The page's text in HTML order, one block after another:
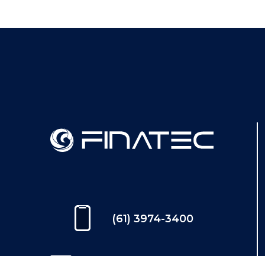
(61) 3974-3400